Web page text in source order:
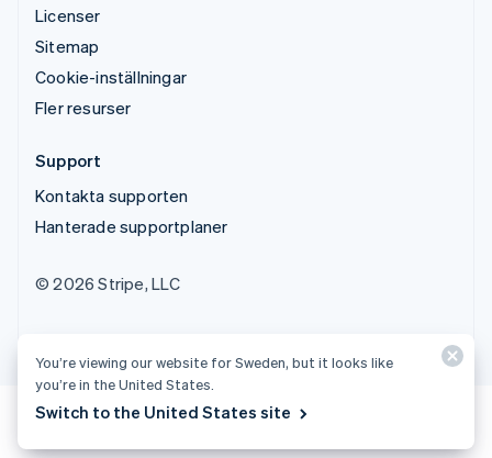
Licenser
Sitemap
Cookie-inställningar
Fler resurser
Support
Kontakta supporten
Hanterade supportplaner
© 2026 Stripe, LLC
You’re viewing our website for Sweden, but it looks like
you’re in the United States.
Switch to the United States site